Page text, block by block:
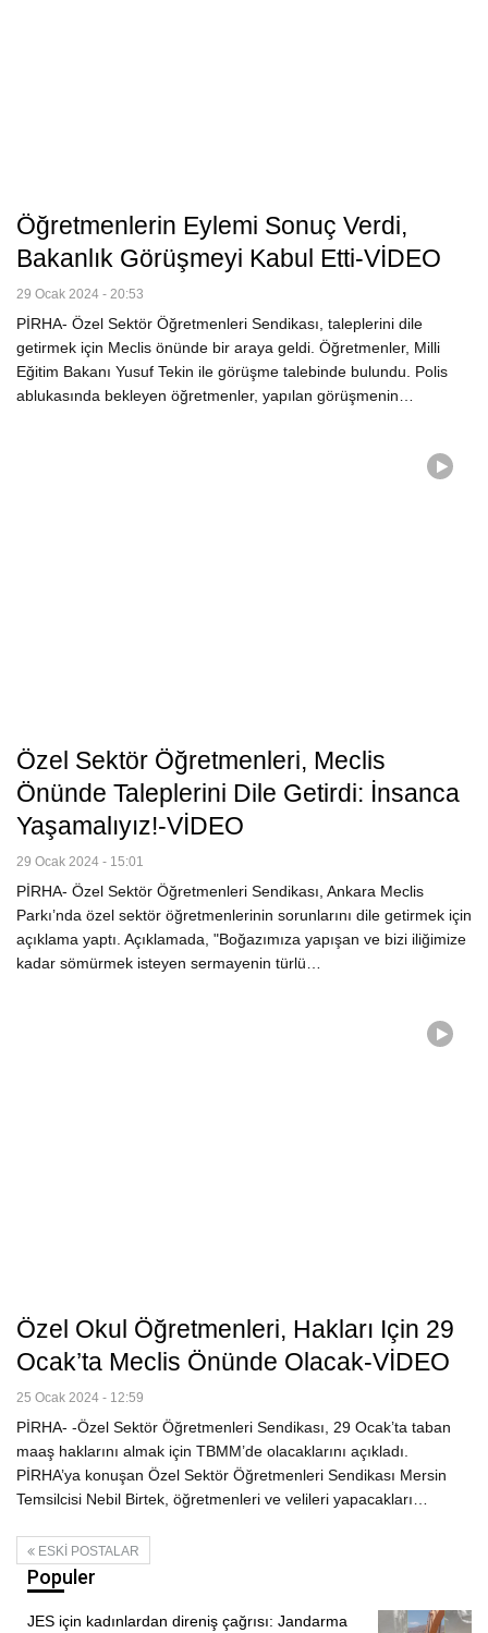
Öğretmenlerin Eylemi Sonuç Verdi,
Bakanlık Görüşmeyi Kabul Etti-VİDEO
29 Ocak 2024 - 20:53
PİRHA- Özel Sektör Öğretmenleri Sendikası, taleplerini dile
getirmek için Meclis önünde bir araya geldi. Öğretmenler, Milli
Eğitim Bakanı Yusuf Tekin ile görüşme talebinde bulundu. Polis
ablukasında bekleyen öğretmenler, yapılan görüşmenin…
Özel Sektör Öğretmenleri, Meclis
Önünde Taleplerini Dile Getirdi: İnsanca
Yaşamalıyız!-VİDEO
29 Ocak 2024 - 15:01
PİRHA- Özel Sektör Öğretmenleri Sendikası, Ankara Meclis
Parkı’nda özel sektör öğretmenlerinin sorunlarını dile getirmek için
açıklama yaptı. Açıklamada, "Boğazımıza yapışan ve bizi iliğimize
kadar sömürmek isteyen sermayenin türlü…
Özel Okul Öğretmenleri, Hakları Için 29
Ocak’ta Meclis Önünde Olacak-VİDEO
25 Ocak 2024 - 12:59
PİRHA- -Özel Sektör Öğretmenleri Sendikası, 29 Ocak’ta taban
maaş haklarını almak için TBMM’de olacaklarını açıkladı.
PİRHA’ya konuşan Özel Sektör Öğretmenleri Sendikası Mersin
Temsilcisi Nebil Birtek, öğretmenleri ve velileri yapacakları…
ESKI POSTALAR
Populer
JES için kadınlardan direniş çağrısı: Jandarma